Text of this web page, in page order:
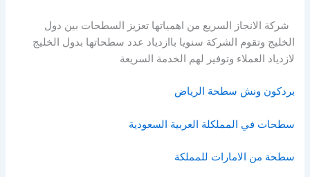
شركة الانجاز السريع من اهمياتها تعزيز السطحات بين دول
الخليج وتقوم الشركة سنويا باازدياد عدد سطحاتها بدول الخليج
لازدياد العملاء وتوفير لهم الخدمة السريعة
بردكون ونش سطحة الرياض
سطحات في المملكلة العربية السعودية
سطحة من الامارات للمملكة